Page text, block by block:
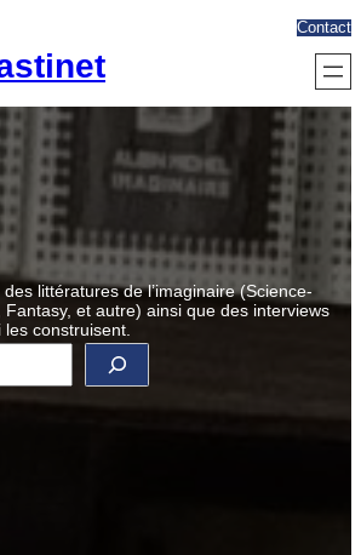
Contact
des littératures de l’imaginaire (Science-
et autre) ainsi que des interviews
construisent.